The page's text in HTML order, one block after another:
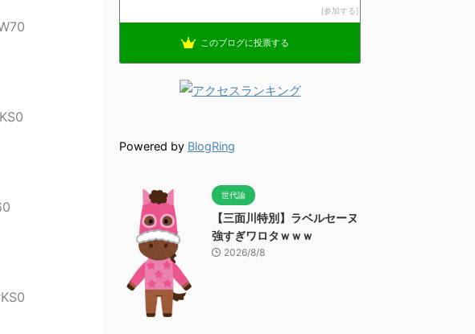
参加する
このブログに投票する
Powered by BlogRing
世代論
【三面川特別】ラベルセーヌ
強すぎワロタｗｗｗ
2026/8/8